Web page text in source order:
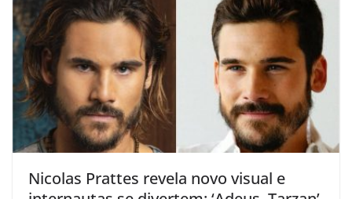
Nicolas Prattes revela novo visual e